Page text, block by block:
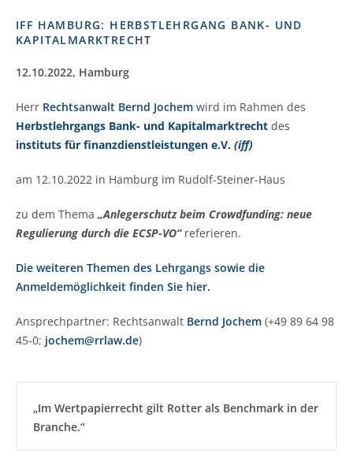
KONTAKT / WEBAKTE
IFF HAMBURG: HERBSTLEHRGANG BANK- UND
KAPITALMARKTRECHT
12.10.2022, Hamburg
Herr Rechtsanwalt Bernd Jochem wird im Rahmen des
Herbstlehrgangs Bank- und Kapitalmarktrecht des
instituts für finanzdienstleistungen e.V. (iff)
am 12.10.2022 in Hamburg im Rudolf-Steiner-Haus
zu dem Thema „Anlegerschutz beim Crowdfunding: neue
Regulierung durch die ECSP-VO“ referieren.
Die weiteren Themen des Lehrgangs sowie die
Anmeldemöglichkeit finden Sie hier.
Ansprechpartner: Rechtsanwalt Bernd Jochem (+49 89 64 98
45-0; jochem@rrlaw.de)
„Im Wertpapierrecht gilt Rotter als Benchmark in der
Branche.“